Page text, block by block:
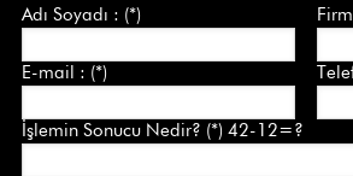
Adı Soyadı : (*)
E-mail : (*)
İşlemin Sonucu Nedir? (*) 42-12=?